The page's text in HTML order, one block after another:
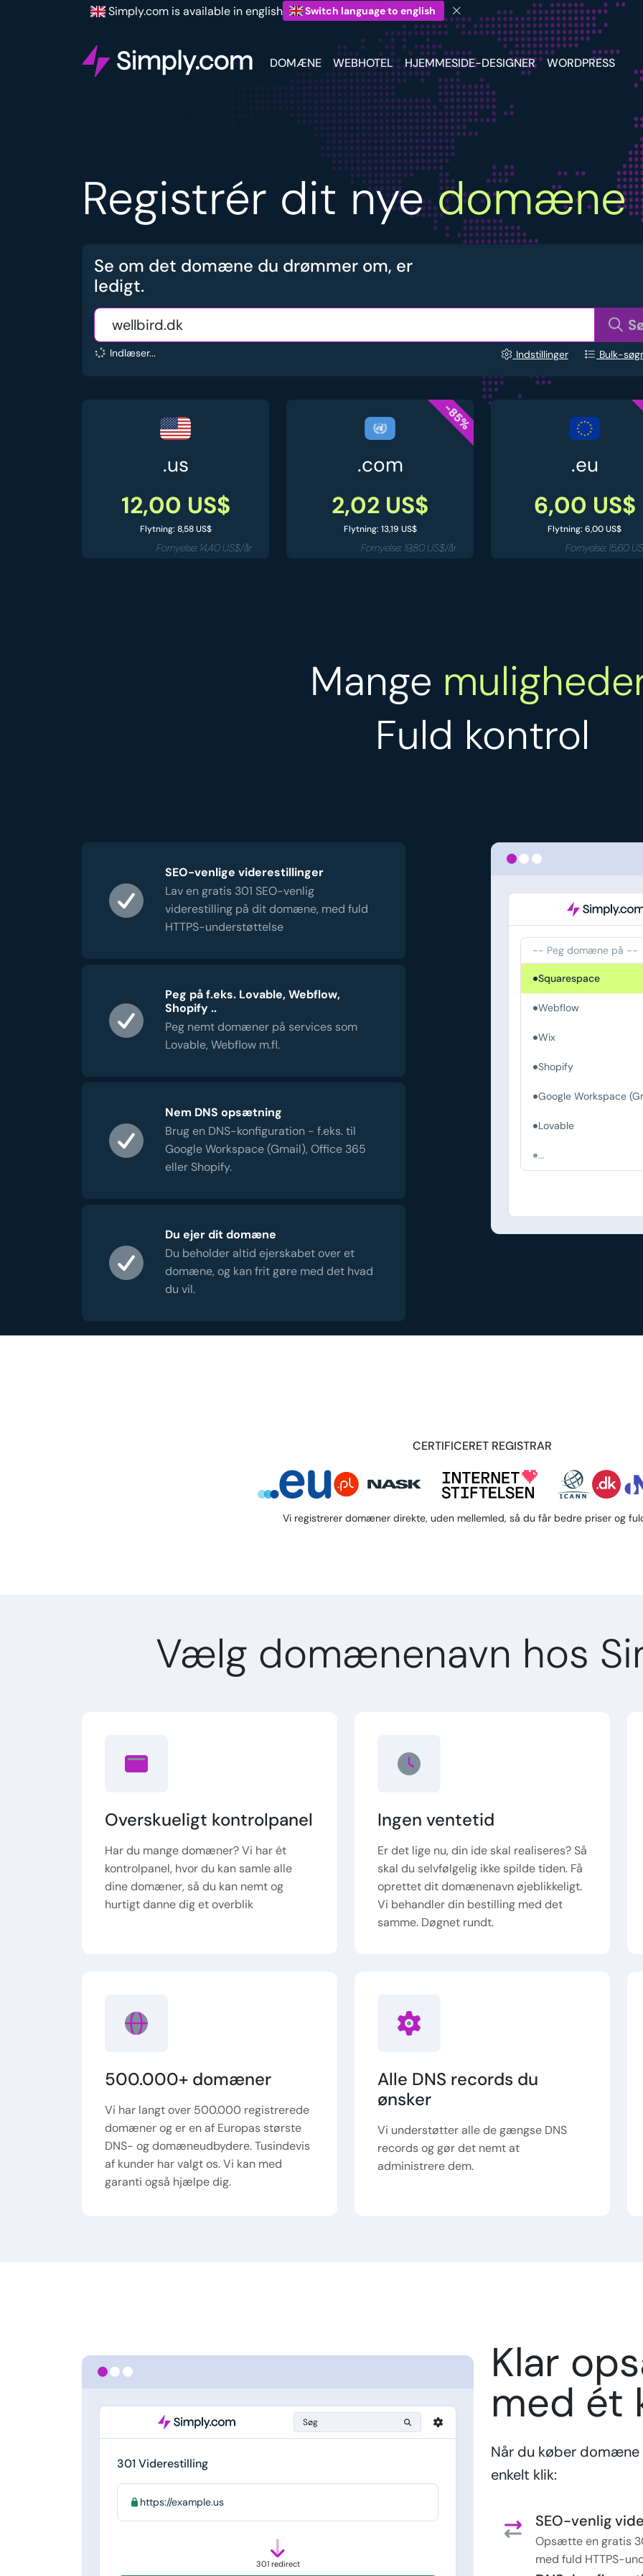
Simply.com is available in english Switch language to english
DOMÆNE WEBHOTEL HJEMMESIDE-DESIGNER WORDPRESS
Registrér dit nyedomæne
Se om det domæne du drømmer om, er
ledigt.
Indlæser... Indstillinger Bulk-
.us
12,00 US$
Flytning: 8,58 US$
Fornyelse: 14,40 US$/år
-85%
.com
2,02 US$
Flytning: 13,19 US$
Fornyelse: 19,80 US$/år
.eu
6,00 US$
Flytning: 6,00 US$
Fornyelse: 15,60
Mange
Fuld kontrol
SEO-venlige viderestillinger
Lav en gratis 301 SEO-venlig
viderestilling på dit domæne, med fuld
HTTPS-understøttelse
Peg på f.eks. Lovable, Webflow,
Shopify ..
Peg nemt domæner på services som
Lovable, Webflow m.fl.
Nem DNS opsætning
Brug en DNS-konfiguration - f.eks. til
Google Workspace (Gmail), Office 365
eller Shopify.
Du ejer dit domæne
Du beholder altid ejerskabet over et
domæne, og kan frit gøre med det hvad
du vil.
-- Peg domæne på --
Squarespace
Webflow
Wix
Shopify
Google Workspace
Lovable
...
CERTIFICERET REGISTRAR
Vi registrerer domæner direkte, uden mellemled, så du får bedre priser og
Vælg domænenavn hos
Overskueligt kontrolpanel
Har du mange domæner? Vi har ét
kontrolpanel, hvor du kan samle alle
dine domæner, så du kan nemt og
hurtigt danne dig et overblik
Ingen ventetid
Er det lige nu, din ide skal realiseres? Så
skal du selvfølgelig ikke spilde tiden. Få
oprettet dit domænenavn øjeblikkeligt.
Vi behandler din bestilling med det
samme. Døgnet rundt.
500.000+ domæner
Vi har langt over 500.000 registrerede
domæner og er en af Europas største
DNS- og domæneudbydere. Tusindevis
af kunder har valgt os. Vi kan med
garanti også hjælpe dig.
Alle DNS records du
ønsker
Vi understøtter alle de gængse DNS
records og gør det nemt at
administrere dem.
Søg
301 Viderestilling
https://example.us
301 redirect
Klar
med ét
Når du køber domæne
enkelt klik:
SEO-venlig
Opsætte en gratis
med fuld HTTPS-